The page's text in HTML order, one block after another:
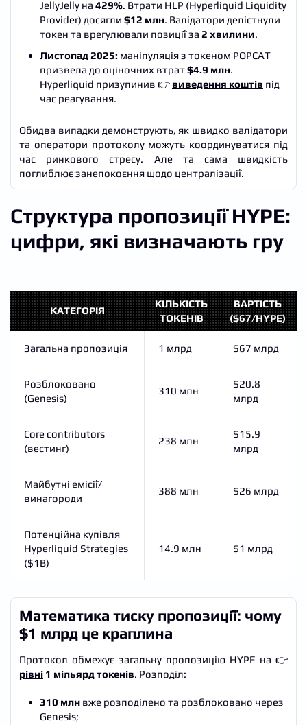
JellyJelly на 429%. Втрати HLP (Hyperliquid Liquidity
Provider) досягли $12 млн. Валідатори делістнули
токен та врегулювали позиції за 2 хвилини.
Листопад 2025: маніпуляція з токеном POPCAT
призвела до оціночних втрат$4.9 млн.
Hyperliquid призупинив 👉 виведення коштів під
час реагування.
Обидва випадки демонструють, як швидко валідатори
та оператори протоколу можуть координуватися під
час ринкового стресу. Але та сама швидкість
поглиблює занепокоєння щодо централізації.
Структура пропозиції HYPE:
цифри, які визначають гру
КАТЕГОРІЯ
КІЛЬКІСТЬ
ТОКЕНІВ
ВАРТІСТЬ
($67/HYPE)
Загальна пропозиція 1 млрд $67 млрд
Розблоковано
(Genesis)
310 млн
$20.8
млрд
Core contributors
(вестинг)
238 млн
$15.9
млрд
Майбутні емісії/
винагороди
388 млн $26 млрд
Потенційна купівля
Hyperliquid Strategies
($1B)
14.9 млн $1 млрд
Математика тиску пропозиції: чому
$1 млрд це краплина
Протокол обмежує загальну пропозицію HYPE на 👉
рівні 1 мільярд токенів. Розподіл:
310 млн вже розподілено та розблоковано через
Genesis;